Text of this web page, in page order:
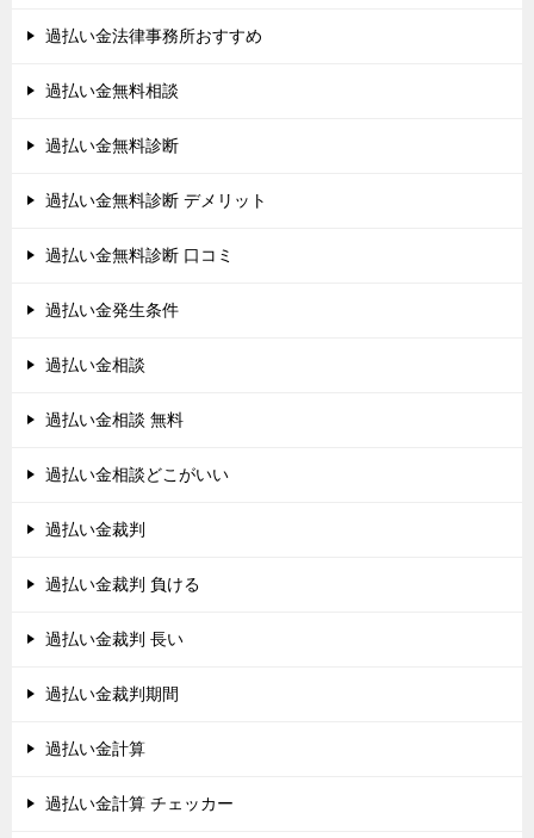
過払い金法律事務所おすすめ
過払い金無料相談
過払い金無料診断
過払い金無料診断 デメリット
過払い金無料診断 口コミ
過払い金発生条件
過払い金相談
過払い金相談 無料
過払い金相談どこがいい
過払い金裁判
過払い金裁判 負ける
過払い金裁判 長い
過払い金裁判期間
過払い金計算
過払い金計算 チェッカー